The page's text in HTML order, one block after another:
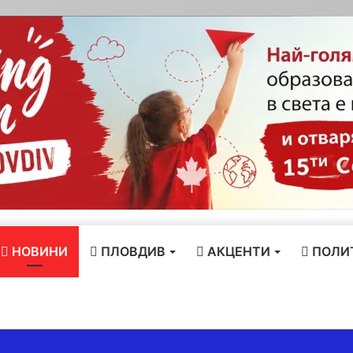
НОВИНИ ПЛОВДИВ АКЦЕНТИ